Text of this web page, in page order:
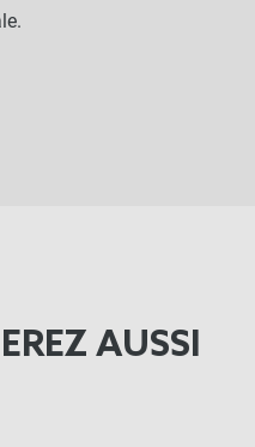
AUSSI